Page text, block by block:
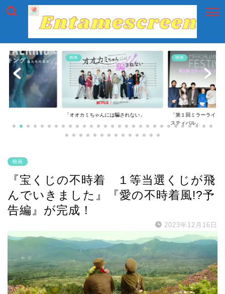
映画
「第１回ミラーライアーフィルムズ・フェ
映画
「第一回横浜国際映画
映画
『宝くじの不時着 １等当選くじが飛
んでいきました』『愛の不時着風!?予
告編』が完成！
2023年12月16日